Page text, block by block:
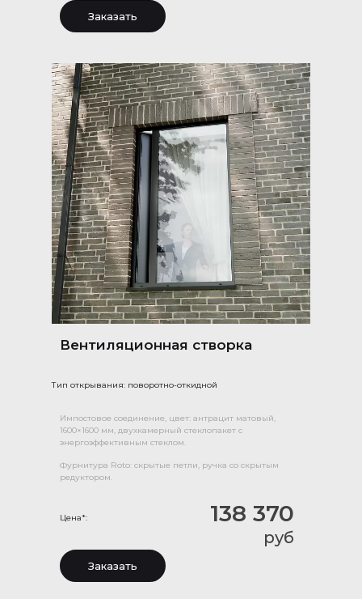
Заказать
Тип открывания: поворотно-откидной
Вентиляционная створка
Импостовое соединение, цвет: антрацит матовый,
1600×1600 мм, двухкамерный стеклопакет с
энергоэффективным стеклом.
Фурнитура Roto: скрытые петли, ручка со скрытым
редуктором.
руб
138 370
Цена*:
Заказать